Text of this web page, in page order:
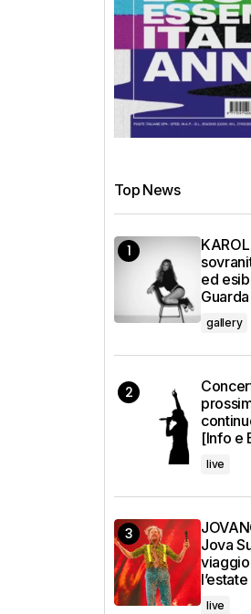
Top News
ed
gallery
[Info e
live
Jova
l’estate
live